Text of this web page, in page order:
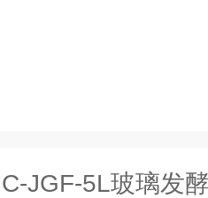
JGF-5L玻璃发